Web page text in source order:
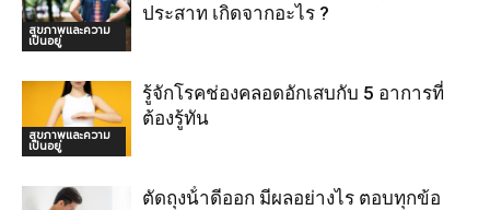
สุขภาพและความ
เป็นอยู่
ประสาท เกิดจากอะไร ?
สุขภาพและความ
เป็นอยู่
รู้จักโรคช่องคลอดอักเสบกับ 5 อาการที่
ต้องรู้ทัน
ตัดถุงน้ําดีออก มีผลอย่างไร ตอบทุกข้อ